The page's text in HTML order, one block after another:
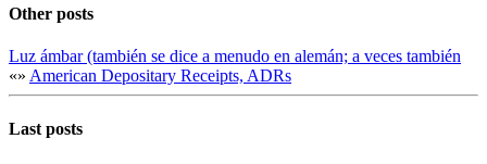
Other posts
Luz ámbar (también se dice a menudo en alemán; a veces también
«» American Depositary Receipts, ADRs
Last posts